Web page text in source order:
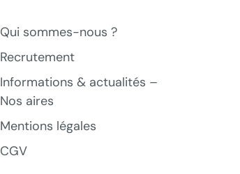
Qui sommes-nous ?
Recrutement
Informations & actualités –
Nos aires
Mentions légales
CGV